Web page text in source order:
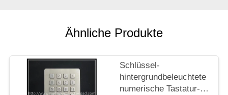
POLICY
Ähnliche Produkte
Schlüssel-
hintergrundbeleuchtete
numerische Tastatur-